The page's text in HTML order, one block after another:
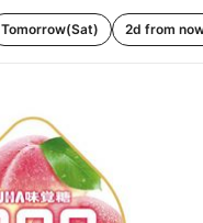
Tomorrow(Sat) 2d from